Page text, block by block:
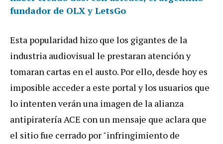
fundador de OLX y LetsGo
Esta popularidad hizo que los gigantes de la
industria audiovisual le prestaran atención y
tomaran cartas en el austo. Por ello, desde hoy es
imposible acceder a este portal y los usuarios que
lo intenten verán una imagen de la alianza
antipiratería ACE con un mensaje que aclara que
el sitio fue cerrado por "infringimiento de